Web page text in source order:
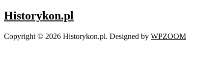
Historykon.pl
Copyright © 2026 Historykon.pl. Designed by WPZOOM